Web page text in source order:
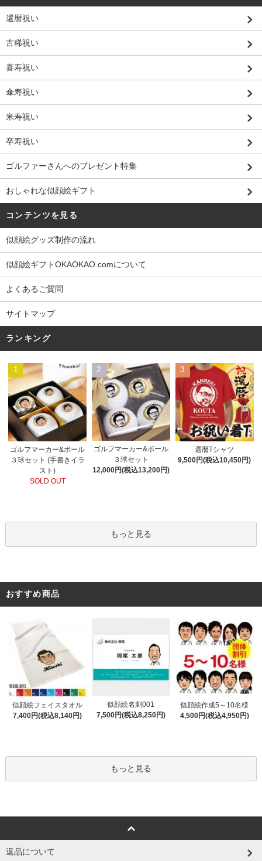
還暦祝い
古稀祝い
喜寿祝い
傘寿祝い
米寿祝い
卒寿祝い
ゴルファーさんへのプレゼント特集
おしゃれな似顔絵ギフト
コンテンツを見る
似顔絵グッズ制作の流れ
似顔絵ギフトOKAOKAO.comについて
よくあるご質問
サイトマップ
ランキング
1
ゴルフマーカー&ボール
３球セット (手書きイラ
スト)
SOLD OUT
2
ゴルフマーカー&ボール
３球セット
12,000円(税込13,200円)
3
還暦Tシャツ
9,500円(税込10,450円)
もっと見る
おすすめ商品
似顔絵フェイスタオル
7,400円(税込8,140円)
似顔絵名刺001
7,500円(税込8,250円)
似顔絵作成5～10名様
4,500円(税込4,950円)
もっと見る
返品について